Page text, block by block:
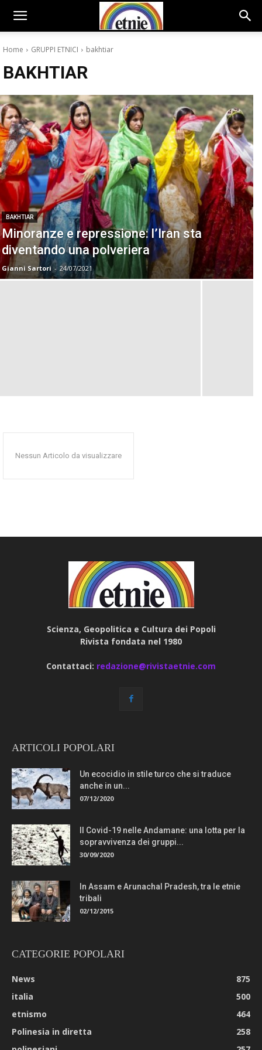
Home GRUPPI ETNICI bakhtiar
BAKHTIAR
BAKHTIAR
Minoranze e repressione: l’Iran sta
diventando una polveriera
Gianni Sartori - 24/07/2021
Nessun Articolo da visualizzare
Scienza, Geopolitica e Cultura dei Popoli
Rivista fondata nel 1980
Contattaci: redazione@rivistaetnie.com
ARTICOLI POPOLARI
Un ecocidio in stile turco che si traduce
anche in un...
07/12/2020
Il Covid-19 nelle Andamane: una lotta per la
sopravvivenza dei gruppi...
30/09/2020
In Assam e Arunachal Pradesh, tra le etnie
tribali
02/12/2015
CATEGORIE POPOLARI
News
875
italia
500
etnismo
464
Polinesia in diretta
258